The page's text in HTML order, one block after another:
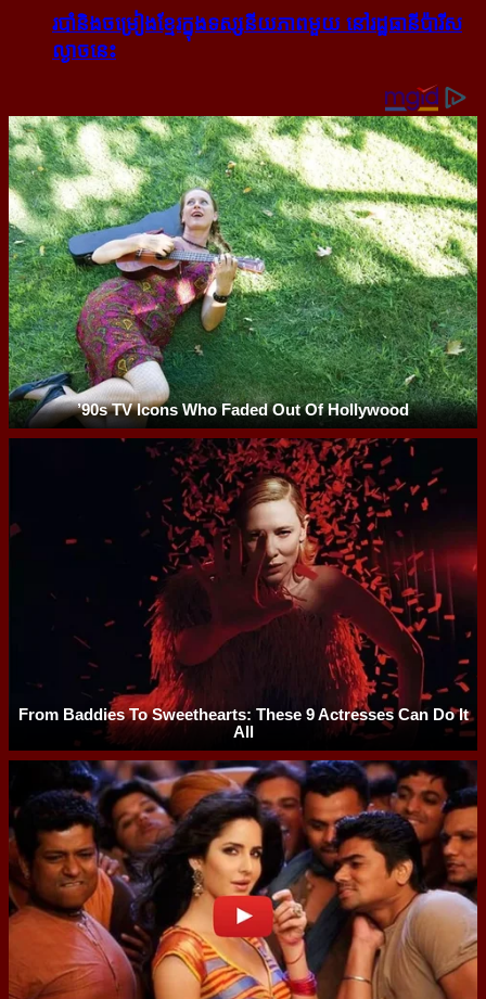
របាំ​និង​ចម្រៀង​ខ្មែរ​ក្នុង​ទស្សនីយភាព​មួយ នៅ​រដ្ឋធានី​ប៉ារីស​
ល្ងាច​នេះ